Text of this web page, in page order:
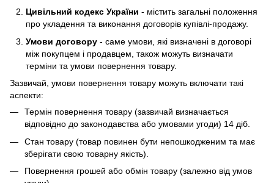
Цивільний кодекс України - містить загальні положення
про укладення та виконання договорів купівлі-продажу.
Умови договору - саме умови, які визначені в договорі
між покупцем і продавцем, також можуть визначати
терміни та умови повернення товару.
Зазвичай, умови повернення товару можуть включати такі
аспекти:
Термін повернення товару (зазвичай визначається
відповідно до законодавства або умовами угоди) 14 діб.
Стан товару (товар повинен бути непошкодженим та має
зберігати свою товарну якість).
Повернення грошей або обмін товару (залежно від умов